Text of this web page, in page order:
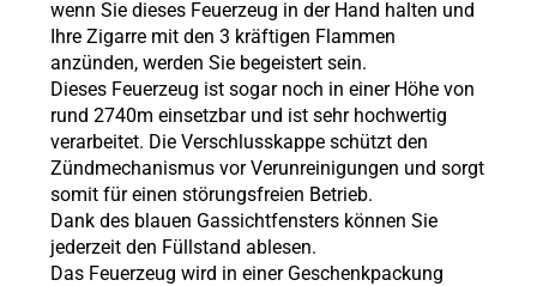
wenn Sie dieses Feuerzeug in der Hand halten und
Ihre Zigarre mit den 3 kräftigen Flammen
anzünden, werden Sie begeistert sein.
Dieses Feuerzeug ist sogar noch in einer Höhe von
rund 2740m einsetzbar und ist sehr hochwertig
verarbeitet. Die Verschlusskappe schützt den
Zündmechanismus vor Verunreinigungen und sorgt
somit für einen störungsfreien Betrieb.
Dank des blauen Gassichtfensters können Sie
jederzeit den Füllstand ablesen.
Das Feuerzeug wird in einer Geschenkpackung